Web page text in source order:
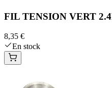
FIL TENSION VERT
8,35 €
En stock